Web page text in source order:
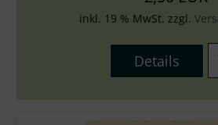
inkl. 19 % MwSt. zzgl.
Details